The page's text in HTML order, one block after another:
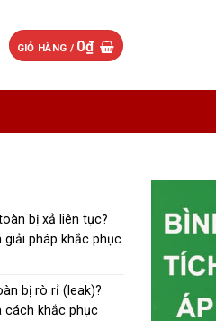
GIỎ HÀNG / 0₫
bị xả liên tục?
giải pháp khắc phục
bị rò rỉ (leak)?
cách khắc phục